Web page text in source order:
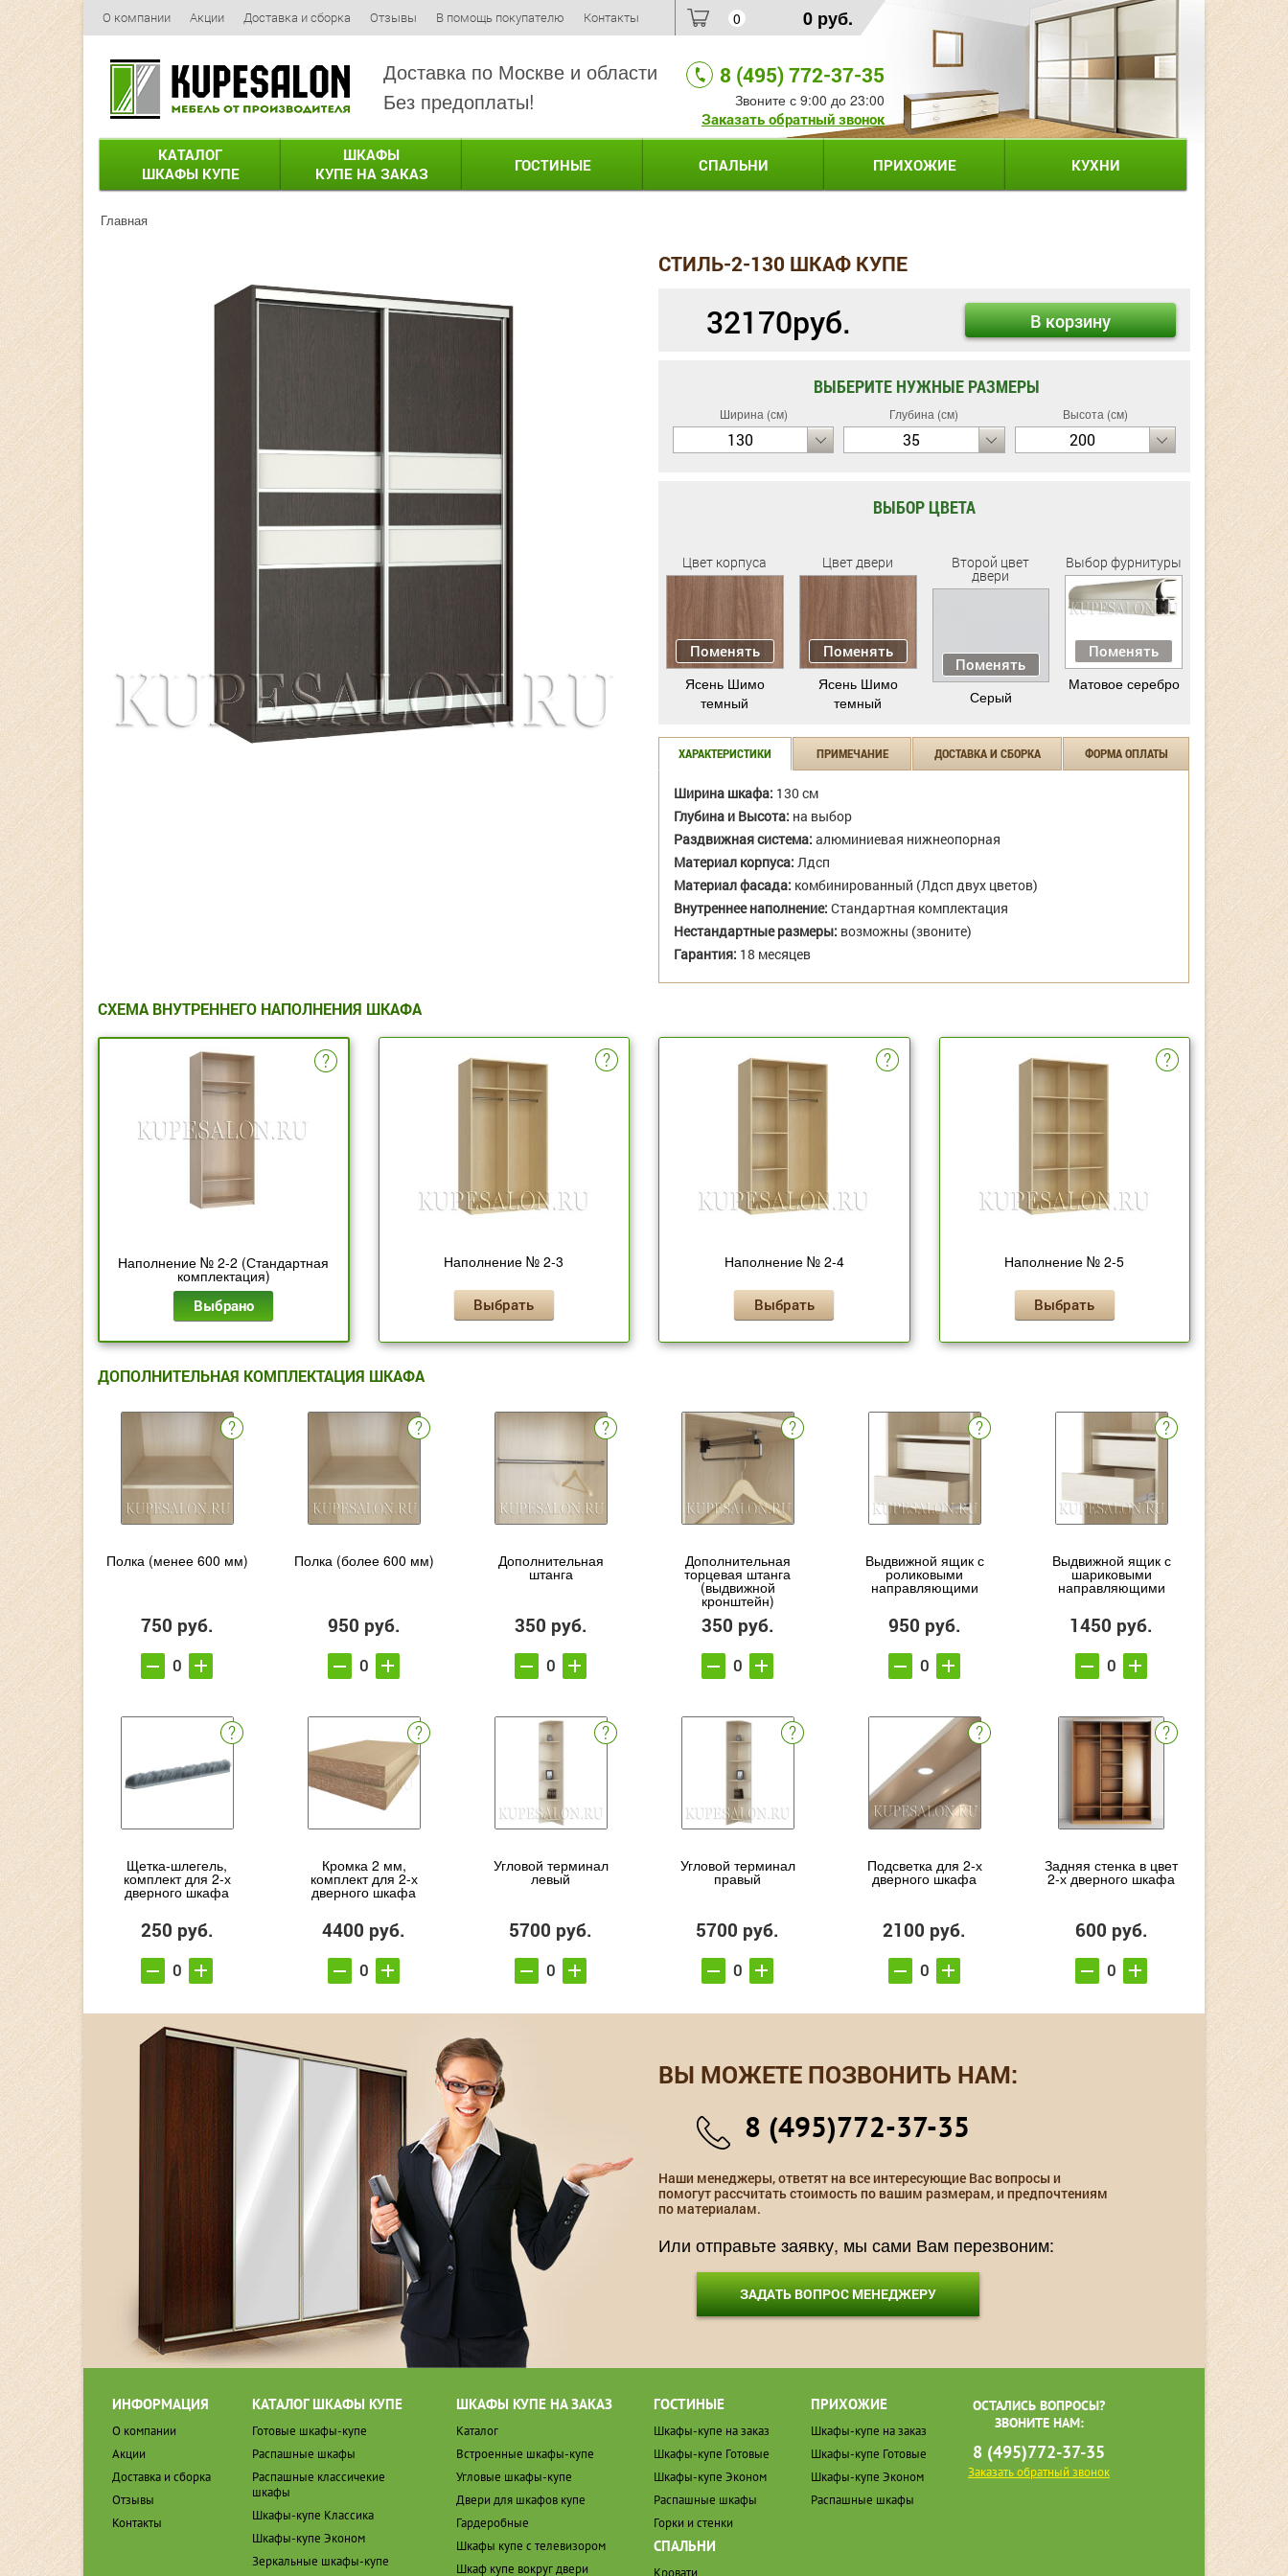
О компании Акции Доставка и сборка Отзывы В помощь покупателю Контакты 0 0 руб.
Доставка по Москве и области
Без предоплаты!
8 (495) 772-37-35
Звоните с 9:00 до 23:00
Заказать обратный звонок
КАТАЛОГ
ШКАФЫ КУПЕ
ШКАФЫ
КУПЕ НА ЗАКАЗ
ГОСТИНЫЕ СПАЛЬНИ ПРИХОЖИЕ КУХНИ
Главная
СТИЛЬ-2-130 ШКАФ КУПЕ
32170руб. В корзину
ВЫБЕРИТЕ НУЖНЫЕ РАЗМЕРЫ
Ширина (см)
130
Глубина (см)
35
Высота (см)
200
ВЫБОР ЦВЕТА
Цвет корпуса
Поменять
Ясень Шимо
темный
Цвет двери
Поменять
Ясень Шимо
темный
Второй цвет
двери
Поменять
Серый
Выбор фурнитуры
Поменять
Матовое серебро
ХАРАКТЕРИСТИКИ ПРИМЕЧАНИЕ ДОСТАВКА И СБОРКА ФОРМА ОПЛАТЫ
Ширина шкафа: 130 см
Глубина и Высота: на выбор
Раздвижная система: алюминиевая нижнеопорная
Материал корпуса: Лдсп
Материал фасада: комбинированный (Лдсп двух цветов)
Внутреннее наполнение: Стандартная комплектация
Нестандартные размеры: возможны (звоните)
Гарантия: 18 месяцев
СХЕМА ВНУТРЕННЕГО НАПОЛНЕНИЯ ШКАФА
Наполнение № 2-2 (Стандартная
комплектация)
Выбрано
Наполнение № 2-3
Выбрать
Наполнение № 2-4
Выбрать
Наполнение № 2-5
Выбрать
ДОПОЛНИТЕЛЬНАЯ КОМПЛЕКТАЦИЯ ШКАФА
Полка (менее 600 мм)
750 руб.
Полка (более 600 мм)
950 руб.
Дополнительная
штанга
350 руб.
Дополнительная
торцевая штанга
(выдвижной
кронштейн)
350 руб.
Выдвижной ящик с
роликовыми
направляющими
950 руб.
Выдвижной ящик с
шариковыми
направляющими
1450 руб.
Щетка-шлегель,
комплект для 2-х
дверного шкафа
250 руб.
Кромка 2 мм,
комплект для 2-х
дверного шкафа
4400 руб.
Угловой терминал
левый
5700 руб.
Угловой терминал
правый
5700 руб.
Подсветка для 2-х
дверного шкафа
2100 руб.
Задняя стенка в цвет
2-х дверного шкафа
600 руб.
ВЫ МОЖЕТЕ ПОЗВОНИТЬ НАМ:
8 (495)772-37-35
Наши менеджеры, ответят на все интересующие Вас вопросы и
помогут рассчитать стоимость по вашим размерам, и предпочтениям
по материалам.
Или отправьте заявку, мы сами Вам перезвоним:
ЗАДАТЬ ВОПРОС МЕНЕДЖЕРУ
ИНФОРМАЦИЯ
О компании
Акции
Доставка и сборка
Отзывы
Контакты
КАТАЛОГ ШКАФЫ КУПЕ
Готовые шкафы-купе
Распашные шкафы
Распашные классичекие
шкафы
Шкафы-купе Классика
Шкафы-купе Эконом
Зеркальные шкафы-купе
ШКАФЫ КУПЕ НА ЗАКАЗ
Каталог
Встроенные шкафы-купе
Угловые шкафы-купе
Двери для шкафов купе
Гардеробные
Шкафы купе с телевизором
Шкаф купе вокруг двери
ГОСТИНЫЕ
Шкафы-купе на заказ
Шкафы-купе Готовые
Шкафы-купе Эконом
Распашные шкафы
Горки и стенки
СПАЛЬНИ
Кровати
ПРИХОЖИЕ
Шкафы-купе на заказ
Шкафы-купе Готовые
Шкафы-купе Эконом
Распашные шкафы
ОСТАЛИСЬ ВОПРОСЫ?
ЗВОНИТЕ НАМ:
8 (495)772-37-35
Заказать обратный звонок